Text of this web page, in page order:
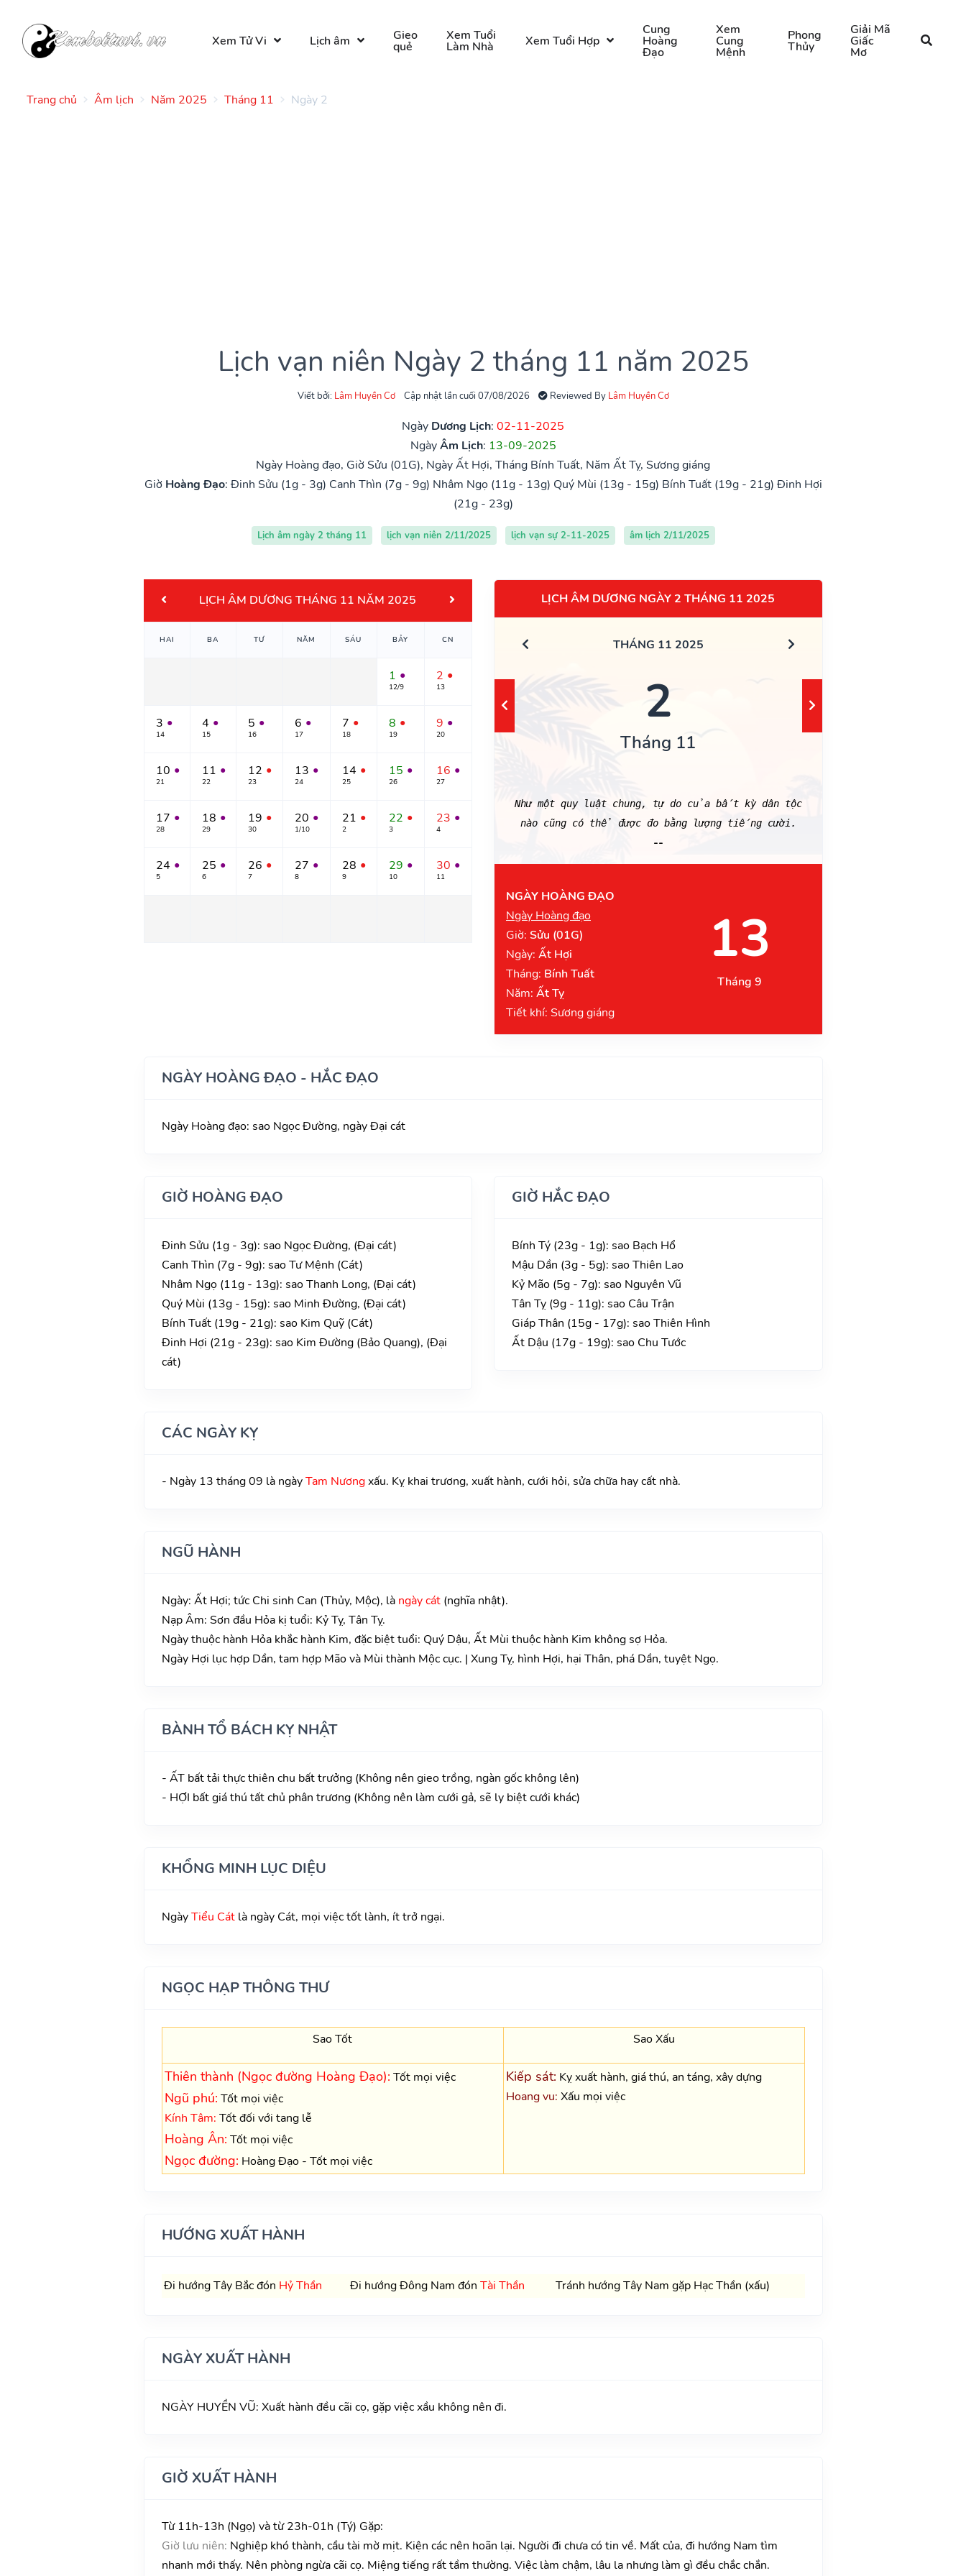
Xem Tử Vi Lịch âm Gieo
quẻ
Xem Tuổi
Làm Nhà Xem Tuổi Hợp
Cung
Hoàng
Đạo
Xem
Cung
Mệnh
Phong
Thủy
Giải Mã
Giấc
Mơ
Trang chủ Âm lịch Năm 2025 Tháng 11 Ngày 2
Lịch vạn niên Ngày 2 tháng 11 năm 2025
Viết bởi: Lâm Huyền Cơ Cập nhật lần cuối 07/08/2026 Reviewed By Lâm Huyền Cơ
Ngày Dương Lịch: 02-11-2025
NgàyÂm Lịch: 13-09-2025
Ngày Hoàng đạo, Giờ Sửu (01G), Ngày Ất Hợi, Tháng Bính Tuất, Năm Ất Tỵ, Sương giáng
Giờ Hoàng Đạo: Đinh Sửu (1g - 3g) Canh Thìn (7g - 9g) Nhâm Ngọ (11g - 13g) Quý Mùi (13g - 15g) Bính Tuất (19g - 21g) Đinh Hợi
(21g - 23g)
Lịch âm ngày 2 tháng 11 lịch vạn niên 2/11/2025 lịch vạn sự 2-11-2025 âm lịch 2/11/2025
LỊCH ÂM DƯƠNG THÁNG 11 NĂM 2025
HAI BA TƯ NĂM SÁU BẢY CN
1 ●
12/9
2 ●
13
3 ●
14
4 ●
15
5 ●
16
6 ●
17
7 ●
18
8 ●
19
9 ●
20
10 ●
21
11 ●
22
12 ●
23
13 ●
24
14 ●
25
15 ●
26
16 ●
27
17 ●
28
18 ●
29
19 ●
30
20 ●
1/10
21 ●
2
22 ●
3
23 ●
4
24 ●
5
25 ●
6
26 ●
7
27 ●
8
28 ●
9
29 ●
10
30 ●
11
LỊCH ÂM DƯƠNG NGÀY 2 THÁNG 11 2025
THÁNG 11 2025
2
Tháng 11
Như một quy luật chung, tự do của bất kỳ dân tộc
nào cũng có thể được đo bằng lượng tiếng cười.
--
NGÀY HOÀNG ĐẠO
Ngày Hoàng đạo
Giờ: Sửu (01G)
Ngày: Ất Hợi
Tháng: Bính Tuất
Năm: Ất Tỵ
Tiết khí: Sương giáng
13
Tháng 9
NGÀY HOÀNG ĐẠO - HẮC ĐẠO
Ngày Hoàng đạo: sao Ngọc Đường, ngày Đại cát
GIỜ HOÀNG ĐẠO
Đinh Sửu (1g - 3g): sao Ngọc Đường, (Đại cát)
Canh Thìn (7g - 9g): sao Tư Mệnh (Cát)
Nhâm Ngọ (11g - 13g): sao Thanh Long, (Đại cát)
Quý Mùi (13g - 15g): sao Minh Đường, (Đại cát)
Bính Tuất (19g - 21g): sao Kim Quỹ (Cát)
Đinh Hợi (21g - 23g): sao Kim Đường (Bảo Quang), (Đại
cát)
GIỜ HẮC ĐẠO
Bính Tý (23g - 1g): sao Bạch Hổ
Mậu Dần (3g - 5g): sao Thiên Lao
Kỷ Mão (5g - 7g): sao Nguyên Vũ
Tân Tỵ (9g - 11g): sao Câu Trận
Giáp Thân (15g - 17g): sao Thiên Hình
Ất Dậu (17g - 19g): sao Chu Tước
CÁC NGÀY KỴ
- Ngày 13 tháng 09 là ngàyTam Nươngxấu. Kỵ khai trương, xuất hành, cưới hỏi, sửa chữa hay cất nhà.
NGŨ HÀNH
Ngày: Ất Hợi; tức Chi sinh Can (Thủy, Mộc), là ngày cát(nghĩa nhật).
Nạp Âm: Sơn đầu Hỏa kị tuổi: Kỷ Tỵ, Tân Tỵ.
Ngày thuộc hành Hỏa khắc hành Kim, đặc biệt tuổi: Quý Dậu, Ất Mùi thuộc hành Kim không sợ Hỏa.
Ngày Hợi lục hợp Dần, tam hợp Mão và Mùi thành Mộc cục. | Xung Tỵ, hình Hợi, hại Thân, phá Dần, tuyệt Ngọ.
BÀNH TỔ BÁCH KỴ NHẬT
- ẤT bất tải thực thiên chu bất trưởng (Không nên gieo trồng, ngàn gốc không lên)
- HỢI bất giá thú tất chủ phân trương (Không nên làm cưới gả, sẽ ly biệt cưới khác)
KHỔNG MINH LỤC DIỆU
NgàyTiểu Cátlà ngày Cát, mọi việc tốt lành, ít trở ngại.
NGỌC HẠP THÔNG THƯ
Sao Tốt Sao Xấu
Thiên thành (Ngọc đường Hoàng Đạo): Tốt mọi việc
Ngũ phú: Tốt mọi việc
Kính Tâm: Tốt đối với tang lễ
Hoàng Ân: Tốt mọi việc
Ngọc đường: Hoàng Đạo - Tốt mọi việc
Kiếp sát: Kỵ xuất hành, giá thú, an táng, xây dựng
Hoang vu: Xấu mọi việc
HƯỚNG XUẤT HÀNH
Đi hướng Tây Bắc đón Hỷ Thần Đi hướng Đông Nam đón Tài Thần Tránh hướng Tây Nam gặp Hạc Thần (xấu)
NGÀY XUẤT HÀNH
NGÀY HUYỀN VŨ: Xuất hành đều cãi cọ, gặp việc xầu không nên đi.
GIỜ XUẤT HÀNH
Từ 11h-13h (Ngọ) và từ 23h-01h (Tý) Gặp:
Giờ lưu niên: Nghiệp khó thành, cầu tài mờ mịt. Kiện các nên hoãn lại. Người đi chưa có tin về. Mất của, đi hướng Nam tìm
nhanh mới thấy. Nên phòng ngừa cãi cọ. Miệng tiếng rất tầm thường. Việc làm chậm, lâu la nhưng làm gì đều chắc chắn.